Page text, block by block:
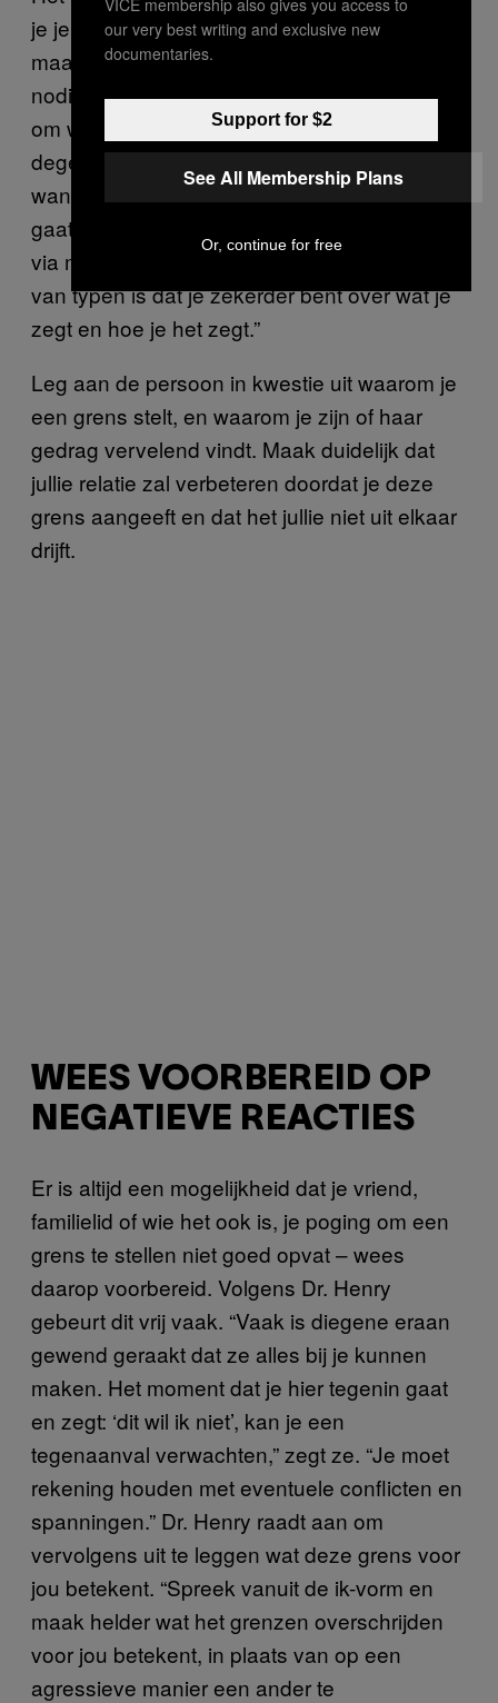
je je grenzen moet aangeven in een gesprek,
maar volgens Dr. Henry is het niet per se
nodig om dat face to face te doen. “Het gaat
om wat jij fijn vindt,” vertelt ze. “Jij bent
degene die grenzen stelt, dus jij mag bepalen
wanneer en in welke vorm het gesprek plaats
gaat vinden.” Soms is het dus fijner om het
via mail of Whatsapp te doen. “Het voordeel
van typen is dat je zekerder bent over wat je
zegt en hoe je het zegt.”
Leg aan de persoon in kwestie uit waarom je
een grens stelt, en waarom je zijn of haar
gedrag vervelend vindt. Maak duidelijk dat
jullie relatie zal verbeteren doordat je deze
grens aangeeft en dat het jullie niet uit elkaar
drijft.
WEES VOORBEREID OP
NEGATIEVE REACTIES
Er is altijd een mogelijkheid dat je vriend,
familielid of wie het ook is, je poging om een
grens te stellen niet goed opvat – wees
daarop voorbereid. Volgens Dr. Henry
gebeurt dit vrij vaak. “Vaak is diegene eraan
gewend geraakt dat ze alles bij je kunnen
maken. Het moment dat je hier tegenin gaat
en zegt: ‘dit wil ik niet’, kan je een
tegenaanval verwachten,” zegt ze. “Je moet
rekening houden met eventuele conflicten en
spanningen.” Dr. Henry raadt aan om
vervolgens uit te leggen wat deze grens voor
jou betekent. “Spreek vanuit de ik-vorm en
maak helder wat het grenzen overschrijden
voor jou betekent, in plaats van op een
agressieve manier een ander te
our very best writing and exclusive new
documentaries.
Support for $2
See All Membership Plans
Or, continue for free